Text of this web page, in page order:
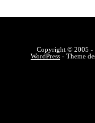
Copyright © 2005 -
WordPress - Theme